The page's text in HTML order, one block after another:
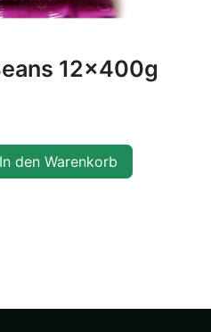
12x400g
In den Warenkorb